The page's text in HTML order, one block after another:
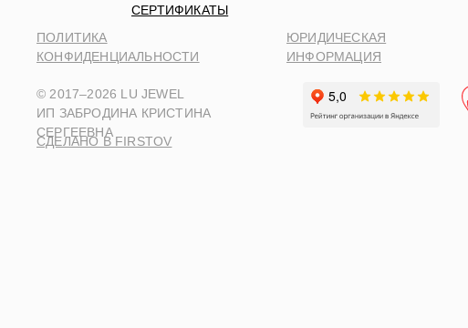
ПОЛИТИКА
КОНФИДЕНЦИАЛЬНОСТИ
ЮРИДИЧЕСКАЯ
ИНФОРМАЦИЯ
© 2017–2026 LU JEWEL
ИП ЗАБРОДИНА КРИСТИНА
СЕРГЕЕВНА
СДЕЛАНО В FIRSTOV
СЕРТИФИКАТЫ